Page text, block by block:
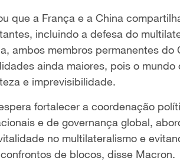
que a França e a China
incluindo a defesa do
ambos membros permanentes
ainda maiores, pois o
e imprevisibilidade.
fortalecer a coordenação
e de governança global,
no multilateralismo e
de blocos, disse Macron.